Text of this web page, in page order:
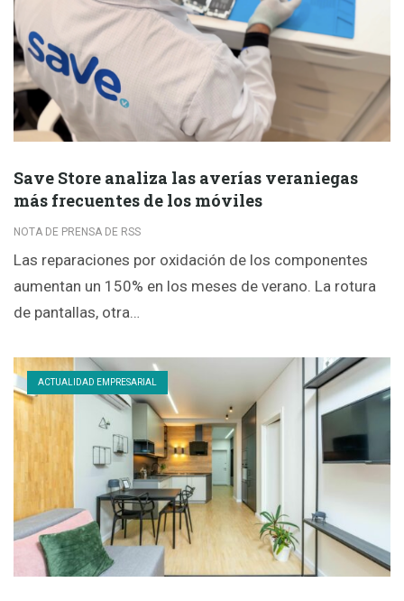
Save Store analiza las averías veraniegas
más frecuentes de los móviles
NOTA DE PRENSA DE RSS
Las reparaciones por oxidación de los componentes
aumentan un 150% en los meses de verano. La rotura
de pantallas, otra…
ACTUALIDAD EMPRESARIAL